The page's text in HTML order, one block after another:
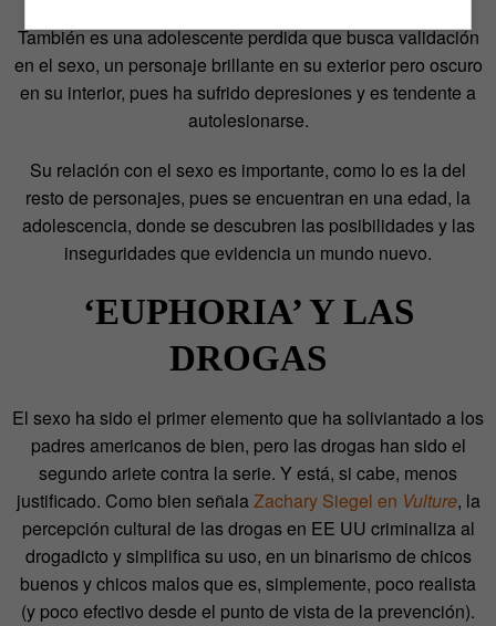
También es una adolescente perdida que busca validación
en el sexo, un personaje brillante en su exterior pero oscuro
en su interior, pues ha sufrido depresiones y es tendente a
autolesionarse.
Su relación con el sexo es importante, como lo es la del
resto de personajes, pues se encuentran en una edad, la
adolescencia, donde se descubren las posibilidades y las
inseguridades que evidencia un mundo nuevo.
‘EUPHORIA’ Y LAS
DROGAS
El sexo ha sido el primer elemento que ha soliviantado a los
padres americanos de bien, pero las drogas han sido el
segundo ariete contra la serie. Y está, si cabe, menos
justificado. Como bien señalaZachary Siegel en Vulture, la
percepción cultural de las drogas en EE UU criminaliza al
drogadicto y simplifica su uso, en un binarismo de chicos
buenos y chicos malos que es, simplemente, poco realista
(y poco efectivo desde el punto de vista de la prevención).